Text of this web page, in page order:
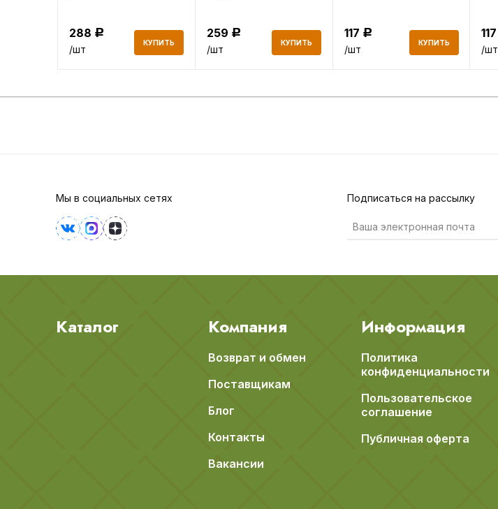
288 Р
/шт
КУПИТЬ
259 Р
/шт
КУПИТЬ
117 Р
/шт
КУПИТЬ
117
/шт
Мы в социальных сетях Подписаться на рассылку
Каталог Компания
Возврат и обмен
Поставщикам
Блог
Контакты
Вакансии
Информация
Политика
конфиденциальности
Пользовательское
соглашение
Публичная оферта